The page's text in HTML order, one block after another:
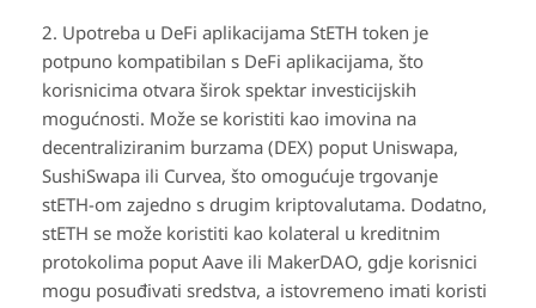
2. Upotreba u DeFi aplikacijama StETH token je
potpuno kompatibilan s DeFi aplikacijama, što
korisnicima otvara širok spektar investicijskih
mogućnosti. Može se koristiti kao imovina na
decentraliziranim burzama (DEX) poput Uniswapa,
SushiSwapa ili Curvea, što omogućuje trgovanje
stETH-om zajedno s drugim kriptovalutama. Dodatno,
stETH se može koristiti kao kolateral u kreditnim
protokolima poput Aave ili MakerDAO, gdje korisnici
mogu posuđivati sredstva, a istovremeno imati koristi